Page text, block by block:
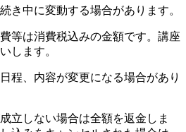
き中に変動する場合があります。
等は消費税込みの金額です。講座
します。
程、内容が変更になる場合があり
立しない場合は全額を返金しま